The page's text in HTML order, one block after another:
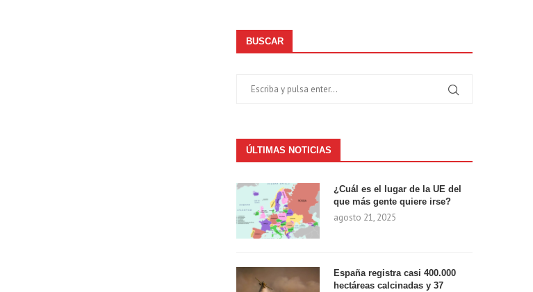
BUSCAR
ÚLTIMAS NOTICIAS
¿Cuál es el lugar de la UE del
que más gente quiere irse?
agosto 21, 2025
España registra casi 400.000
hectáreas calcinadas y 37